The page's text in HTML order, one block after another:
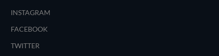
INSTAGRAM
FACEBOOK
TWITTER